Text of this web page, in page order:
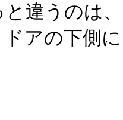
違うのは
アの下側